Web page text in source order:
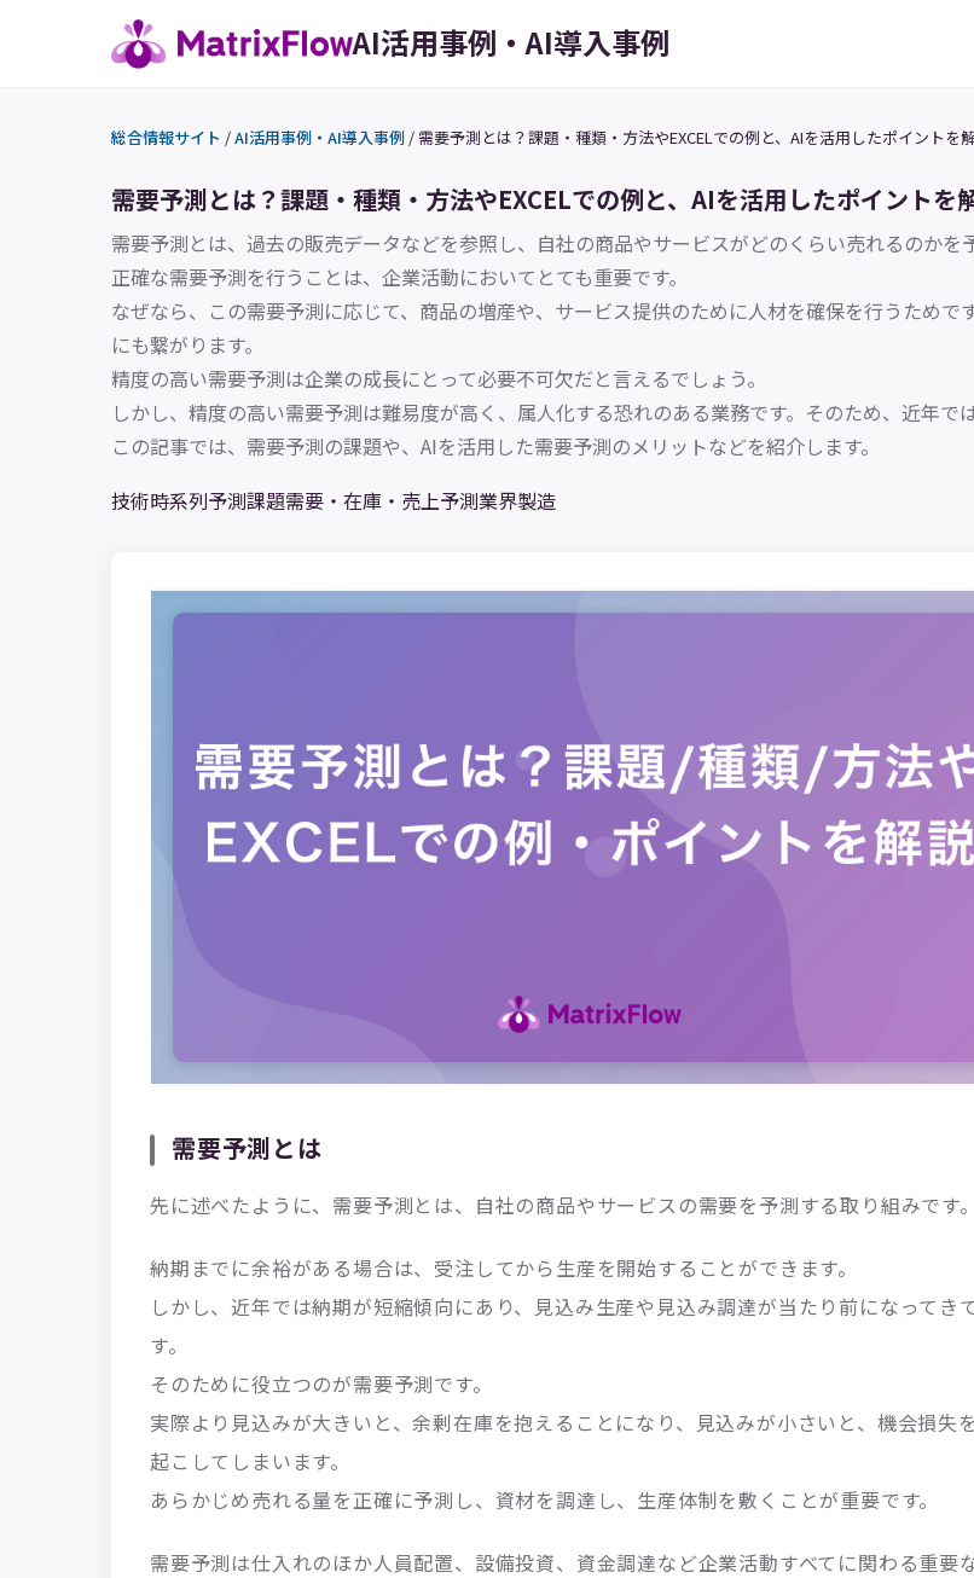
AI活用事例・AI導入事例
総合情報サイト /AI活用事例・AI導入事例 /需要予測とは？課題・種類・方法やEXCELでの例と、AIを活用したポイントを
需要予測とは？課題・種類・方法やEXCELでの例と、AIを活用したポイントを
需要予測とは、過去の販売データなどを参照し、自社の商品やサービスがどのくらい売れるのかを
正確な需要予測を行うことは、企業活動においてとても重要です。
なぜなら、この需要予測に応じて、商品の増産や、サービス提供のために人材を確保を行うため
にも繋がります。
精度の高い需要予測は企業の成長にとって必要不可欠だと言えるでしょう。
しかし、精度の高い需要予測は難易度が高く、属人化する恐れのある業務です。そのため、近年で
この記事では、需要予測の課題や、AIを活用した需要予測のメリットなどを紹介します。
技術時系列予測課題需要・在庫・売上予測業界製造
需要予測とは
先に述べたように、需要予測とは、自社の商品やサービスの需要を予測する取り組みです。
納期までに余裕がある場合は、受注してから生産を開始することができます。
しかし、近年では納期が短縮傾向にあり、見込み生産や見込み調達が当たり前になってき
す。
そのために役立つのが需要予測です。
実際より見込みが大きいと、余剰在庫を抱えることになり、見込みが小さいと、機会損失
起こしてしまいます。
あらかじめ売れる量を正確に予測し、資材を調達し、生産体制を敷くことが重要です。
需要予測は仕入れのほか人員配置、設備投資、資金調達など企業活動すべてに関わる重要